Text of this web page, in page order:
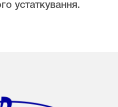
устаткування.